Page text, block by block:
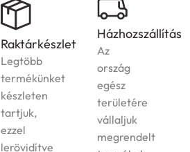
Raktárkészlet
Legtöbb
termékünket
készleten
tartjuk,
ezzel
lerövidítve
Házhozszállítás
Az
ország
egész
területére
vállaljuk
megrendelt